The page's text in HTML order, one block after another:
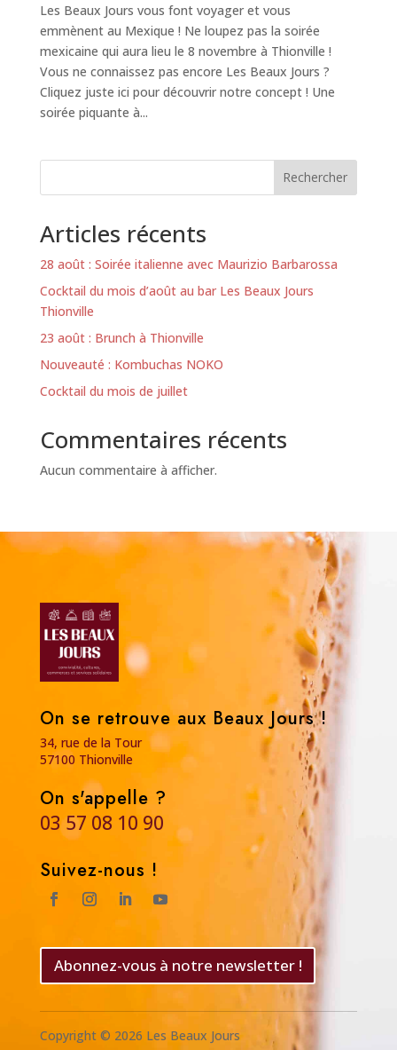
Les Beaux Jours vous font voyager et vous
emmènent au Mexique ! Ne loupez pas la soirée
mexicaine qui aura lieu le 8 novembre à Thionville !
Vous ne connaissez pas encore Les Beaux Jours ?
Cliquez juste ici pour découvrir notre concept ! Une
soirée piquante à...
Rechercher
Articles récents
28 août : Soirée italienne avec Maurizio Barbarossa
Cocktail du mois d’août au bar Les Beaux Jours
Thionville
23 août : Brunch à Thionville
Nouveauté : Kombuchas NOKO
Cocktail du mois de juillet
Commentaires récents
Aucun commentaire à afficher.
On se retrouve aux Beaux Jours !
34, rue de la Tour
57100 Thionville
On s'appelle ?
03 57 08 10 90
Suivez-nous !
Abonnez-vous à notre newsletter !
Copyright © 2026 Les Beaux Jours